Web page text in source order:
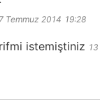
Temmuz 2014 19:28
istemiştiniz 13